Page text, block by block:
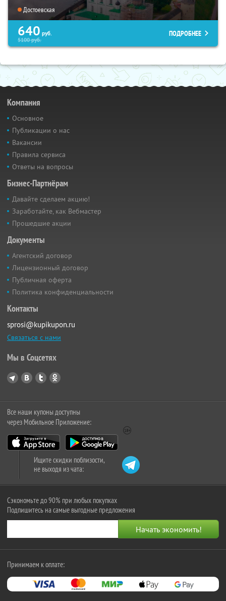
Достоевская
640 руб.
5100руб.
ПОДРОБНЕЕ
Компания
Основное
Публикации о нас
Вакансии
Правила сервиса
Ответы на вопросы
Бизнес-Партнёрам
Давайте сделаем акцию!
Заработайте, как Вебмастер
Прошедшие акции
Документы
Агентский договор
Лицензионный договор
Публичная оферта
Политика конфиденциальности
Контакты
sprosi@kupikupon.ru
Связаться с нами
Мы в Соцсетях
Все наши купоны доступны
через Мобильное Приложение:
Ищите скидки поблизости,
не выходя из чата:
Сэкономьте до 90% при любых покупках
Подпишитесь на самые выгодные предложения
Принимаем к оплате: